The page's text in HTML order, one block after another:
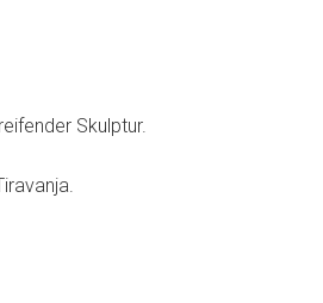
Skulptur.